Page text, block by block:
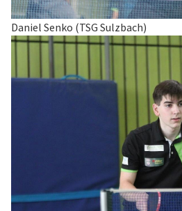
Daniel Senko (TSG Sulzbach)